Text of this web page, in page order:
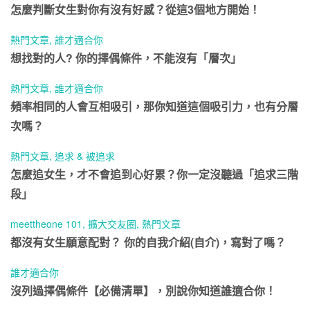
怎麼判斷女生對你有沒有好感？從這3個地方開始！
熱門文章, 誰才適合你
想找對的人? 你的擇偶條件，不能沒有「層次」
熱門文章, 誰才適合你
頻率相同的人會互相吸引，那你知道這個吸引力，也有分層
次嗎？
熱門文章, 追求 & 被追求
怎麼追女生，才不會追到心好累？你一定沒聽過「追求三階
段」
meettheone 101 , 擴大交友圈, 熱門文章
都沒有女生願意配對？ 你的自我介紹(自介)，寫對了嗎？
誰才適合你
沒列過擇偶條件【必備清單】，別說你知道誰適合你！